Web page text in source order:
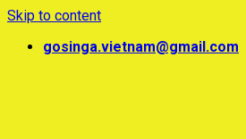
Skip to content
gosinga.vietnam@gmail.com